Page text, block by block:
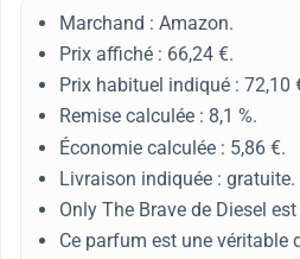
Marchand : Amazon.
Prix affiché : 66,24 €.
Prix habituel indiqué : 72,10
Remise calculée : 8,1 %.
Économie calculée : 5,86 €.
Livraison indiquée : gratuite.
Only The Brave de Diesel
Ce parfum est une véritable